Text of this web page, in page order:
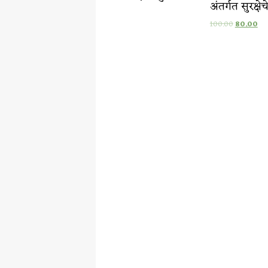
अंतर्गत सुरक्षेचे
100.0080.00